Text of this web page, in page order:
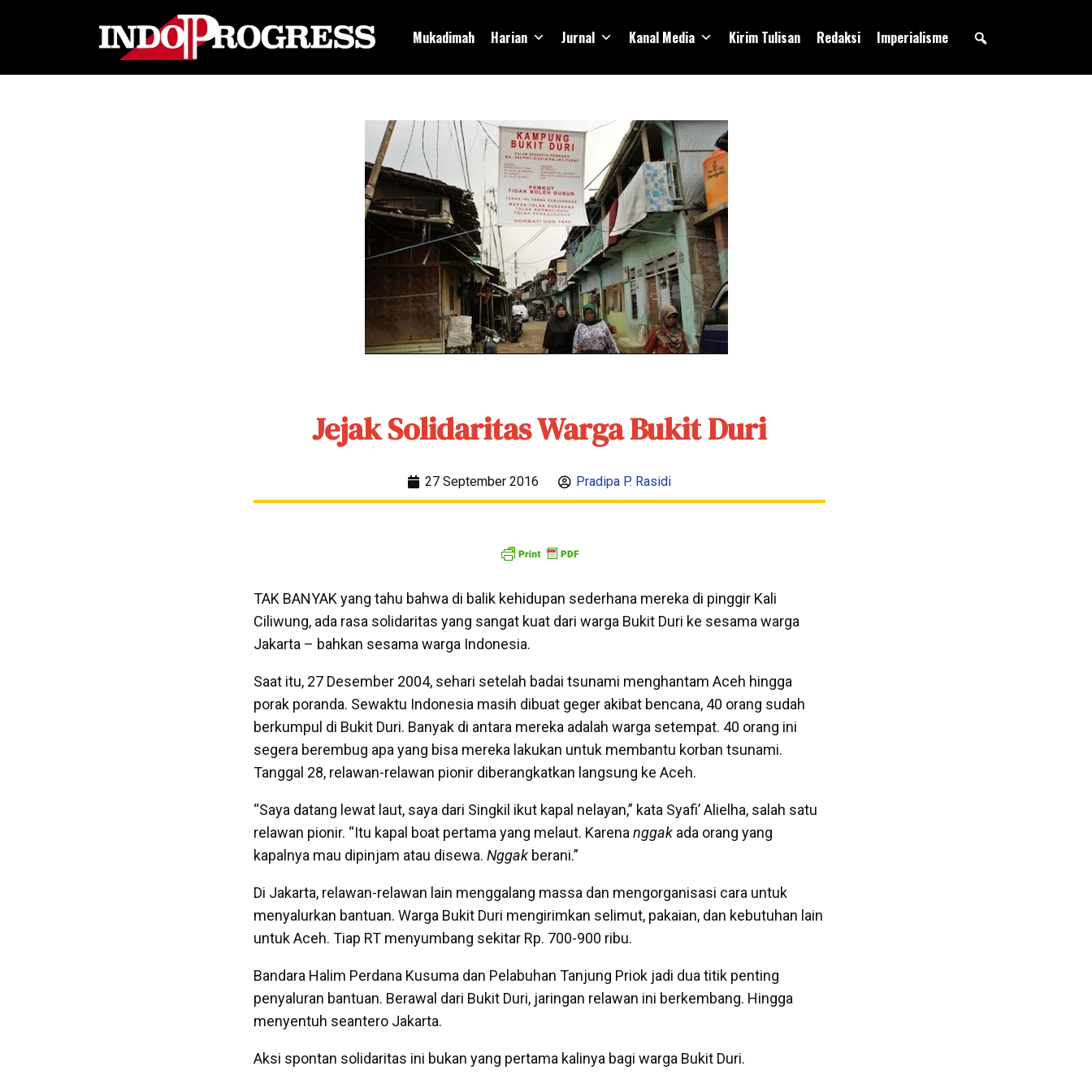
Mukadimah Harian Jurnal Kanal Media Kirim Tulisan Redaksi Imperialisme
Jejak Solidaritas Warga Bukit Duri
27 September 2016 Pradipa P. Rasidi
TAK BANYAK yang tahu bahwa di balik kehidupan sederhana mereka di pinggir Kali
Ciliwung, ada rasa solidaritas yang sangat kuat dari warga Bukit Duri ke sesama warga
Jakarta – bahkan sesama warga Indonesia.
Saat itu, 27 Desember 2004, sehari setelah badai tsunami menghantam Aceh hingga
porak poranda. Sewaktu Indonesia masih dibuat geger akibat bencana, 40 orang sudah
berkumpul di Bukit Duri. Banyak di antara mereka adalah warga setempat. 40 orang ini
segera berembug apa yang bisa mereka lakukan untuk membantu korban tsunami.
Tanggal 28, relawan-relawan pionir diberangkatkan langsung ke Aceh.
“Saya datang lewat laut, saya dari Singkil ikut kapal nelayan,” kata Syafi’ Alielha, salah satu
relawan pionir. “Itu kapal boat pertama yang melaut. Karena nggak ada orang yang
kapalnya mau dipinjam atau disewa. Nggak berani.”
Di Jakarta, relawan-relawan lain menggalang massa dan mengorganisasi cara untuk
menyalurkan bantuan. Warga Bukit Duri mengirimkan selimut, pakaian, dan kebutuhan lain
untuk Aceh. Tiap RT menyumbang sekitar Rp. 700-900 ribu.
Bandara Halim Perdana Kusuma dan Pelabuhan Tanjung Priok jadi dua titik penting
penyaluran bantuan. Berawal dari Bukit Duri, jaringan relawan ini berkembang. Hingga
menyentuh seantero Jakarta.
Aksi spontan solidaritas ini bukan yang pertama kalinya bagi warga Bukit Duri.